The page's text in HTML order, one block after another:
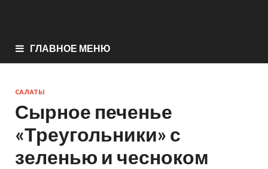
ГЛАВНОЕ МЕНЮ
САЛАТЫ
Сырное печенье
«Треугольники» с
зеленью и чесноком